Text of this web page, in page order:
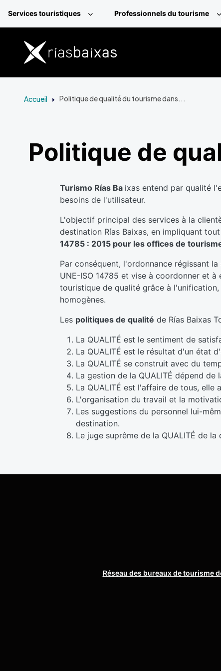
Services touristiques Professionnels du tourisme
Accueil Politique de qualité du tourisme dans...
Politique de
Turismo Rías Ba ixas entend par qualité
besoins de l'utilisateur.
L'objectif principal des services à la
destination Rías Baixas, en impliquant
14785 : 2015 pour les offices de
Par conséquent, l'ordonnance régissant
UNE-ISO 14785 et vise à coordonner et
touristique de qualité grâce à
homogènes.
Les politiques de qualité de Rías Baixas
La QUALITÉ est le sentiment de
La QUALITÉ est le résultat d'un état
La QUALITÉ se construit avec du
La gestion de la QUALITÉ dépend
La QUALITÉ est l'affaire de tous,
L'organisation du travail et la
Les suggestions du personnel lui-
destination.
Le juge suprême de la QUALITÉ de
Réseau des bureaux de tourisme